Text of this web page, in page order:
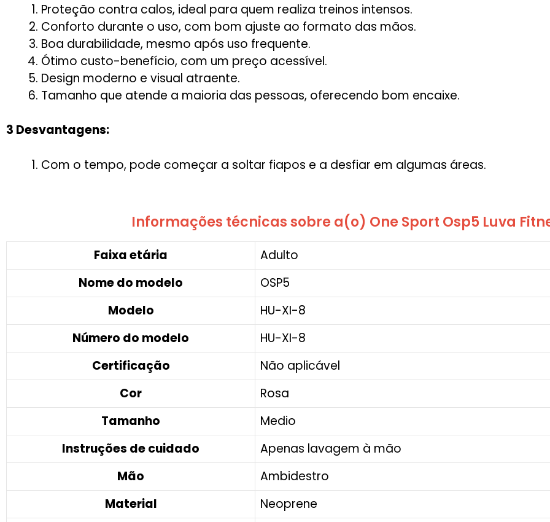
Proteção contra calos, ideal para quem realiza treinos intensos.
Conforto durante o uso, com bom ajuste ao formato das mãos.
Boa durabilidade, mesmo após uso frequente.
Ótimo custo-benefício, com um preço acessível.
Design moderno e visual atraente.
Tamanho que atende a maioria das pessoas, oferecendo bom encaixe.
3 Desvantagens:
Com o tempo, pode começar a soltar fiapos e a desfiar em algumas áreas.
Informações técnicas sobre a(o) One Sport Osp5 Luva
Faixa etária
‎Adulto
Nome do modelo
‎OSP5
Modelo
‎HU-XI-8
Número do modelo
‎HU-XI-8
Certificação
‎Não aplicável
Cor
‎Rosa
Tamanho
‎Medio
Instruções de cuidado
‎Apenas lavagem à mão
Mão
‎Ambidestro
Material
‎Neoprene